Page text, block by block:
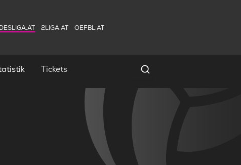
2LIGA.AT OEFBL.AT
Tickets Spielersuche